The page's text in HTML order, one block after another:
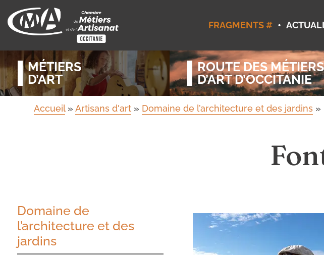
FRAGMENTS # •
MÉTIERS
D’ART
ROUTE DES MÉTIERS
D’ART D’OCCITANIE
Accueil»Artisans d'art » Domaine de l’architecture et des jardins »
Domaine de
l’architecture et des
jardins